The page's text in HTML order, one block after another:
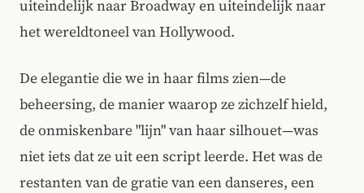
uiteindelijk naar Broadway en uiteindelijk naar
het wereldtoneel van Hollywood.
De elegantie die we in haar films zien—de
beheersing, de manier waarop ze zichzelf hield,
de onmiskenbare "lijn" van haar silhouet—was
niet iets dat ze uit een script leerde. Het was de
restanten van de gratie van een danseres, een